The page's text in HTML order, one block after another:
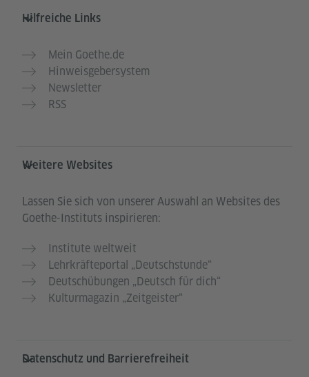
Hilfreiche Links
Mein Goethe.de
Hinweisgebersystem
Newsletter
RSS
Weitere Websites
Lassen Sie sich von unserer Auswahl an Websites des
Goethe-Instituts inspirieren:
Institute weltweit
Lehrkräfteportal „Deutschstunde“
Deutschübungen „Deutsch für dich“
Kulturmagazin „Zeitgeister“
Datenschutz und Barrierefreiheit